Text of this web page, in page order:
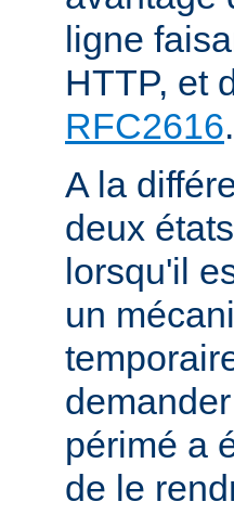
ligne
HTTP, et
RFC2616.
A la
deux
lorsqu'il
un
périmé a
de le